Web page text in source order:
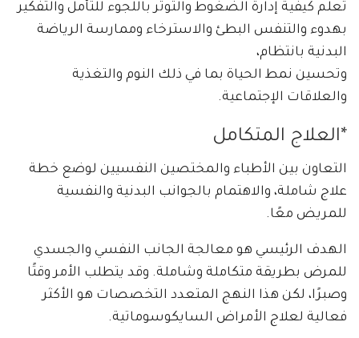
تعلم كيفية إدارة الضغوط والتوتر باللجوء للتأمل والتفكير
بهدوء والتنفس البطئ والاسترخاء وممارسة الرياضة
البدنية بانتظام،
وتحسين نمط الحياة بما في ذلك النوم والتغذية
والعلاقات الإجتماعية.
*العلاج المتكامل
التعاون بين الأطباء والمختصين النفسيين لوضع خطة
علاج شاملة، والاهتمام بالجوانب البدنية والنفسية
للمريض معًا.
الهدف الرئيسي هو معالجة الجانب النفسي والجسدي
للمرض بطريقة متكاملة وشاملة. وقد يتطلب الأمر وقتًا
وصبرًا، لكن هذا النهج المتعدد التخصصات هو الأكثر
فعالية لعلاج الأمراض السايكوسوماتية.